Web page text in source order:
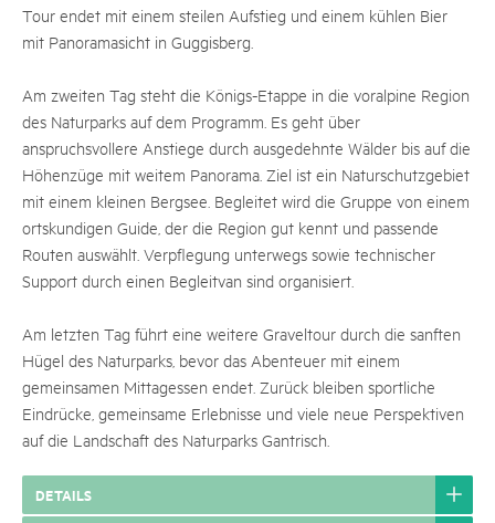
Tour endet mit einem steilen Aufstieg und einem kühlen Bier
mit Panoramasicht in Guggisberg.
Am zweiten Tag steht die Königs-Etappe in die voralpine Region
des Naturparks auf dem Programm. Es geht über
anspruchsvollere Anstiege durch ausgedehnte Wälder bis auf die
Höhenzüge mit weitem Panorama. Ziel ist ein Naturschutzgebiet
mit einem kleinen Bergsee. Begleitet wird die Gruppe von einem
ortskundigen Guide, der die Region gut kennt und passende
Routen auswählt. Verpflegung unterwegs sowie technischer
Support durch einen Begleitvan sind organisiert.
Am letzten Tag führt eine weitere Graveltour durch die sanften
Hügel des Naturparks, bevor das Abenteuer mit einem
gemeinsamen Mittagessen endet. Zurück bleiben sportliche
Eindrücke, gemeinsame Erlebnisse und viele neue Perspektiven
auf die Landschaft des Naturparks Gantrisch.
DETAILS